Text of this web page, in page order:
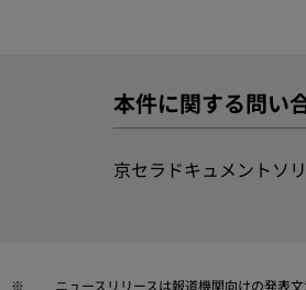
本件に関する問い
京セラドキュメントソ
※ ニュースリリースは報道機関向けの発表